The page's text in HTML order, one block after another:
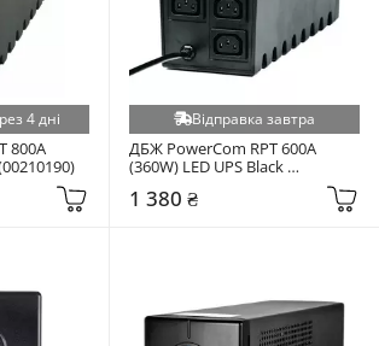
4 дні
800A
Відправка завтра
ДБЖ PowerCom RPT 600A
(360W) LED UPS Black
1 380 ₴